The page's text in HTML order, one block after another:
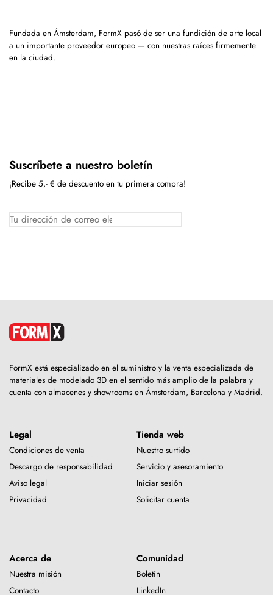
Fundada en Ámsterdam, FormX pasó de ser una fundición de arte local
a un importante proveedor europeo — con nuestras raíces firmemente
en la ciudad.
Suscríbete a nuestro boletín
¡Recibe 5,- € de descuento en tu primera compra!
FormX está especializado en el suministro y la venta especializada de
materiales de modelado 3D en el sentido más amplio de la palabra y
cuenta con almacenes y showrooms en Ámsterdam, Barcelona y Madrid.
Legal
Condiciones de venta
Descargo de responsabilidad
Aviso legal
Privacidad
Tienda web
Nuestro surtido
Servicio y asesoramiento
Iniciar sesión
Solicitar cuenta
Acerca de
Nuestra misión
Contacto
Comunidad
Boletín
LinkedIn